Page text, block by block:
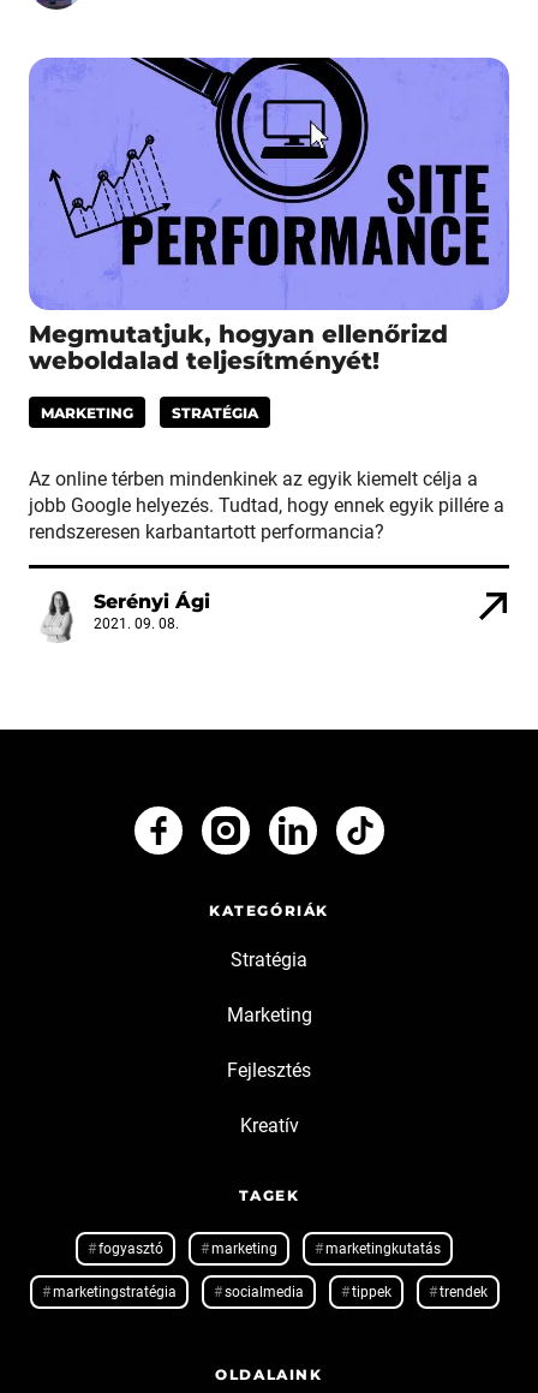
Megmutatjuk, hogyan ellenőrizd
weboldalad teljesítményét!
MARKETING STRATÉGIA
Az online térben mindenkinek az egyik kiemelt célja a
jobb Google helyezés. Tudtad, hogy ennek egyik pillére a
rendszeresen karbantartott performancia?
Serényi Ági
2021. 09. 08.
KATEGÓRIÁK
Stratégia
Marketing
Fejlesztés
Kreatív
TAGEK
fogyasztó marketing marketingkutatás
marketingstratégia socialmedia tippek trendek
OLDALAINK